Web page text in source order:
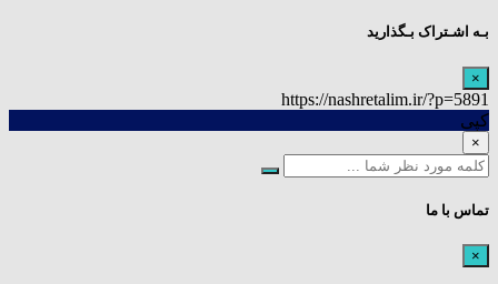
بـه اشـتراک بـگذارید
×
https://nashretalim.ir/?p=5891
کپی
×
تماس با ما
×